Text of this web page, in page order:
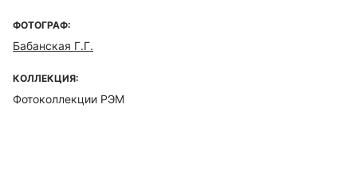
ФОТОГРАФ:
Бабанская Г.Г.
КОЛЛЕКЦИЯ:
Фотоколлекции РЭМ